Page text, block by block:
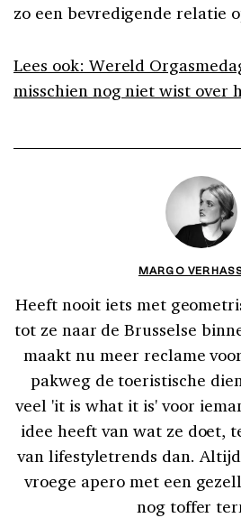
zo een bevredigende relatie
Lees ook: Wereld
misschien nog niet wist over
MARGO
Heeft nooit iets met
tot ze naar de Brusselse
maakt nu meer reclame
pakweg de toeristische
veel 'it is what it is' voor
idee heeft van wat ze doet,
van lifestyletrends dan.
vroege apero met een
nog toffer